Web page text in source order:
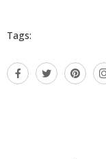
Tags: